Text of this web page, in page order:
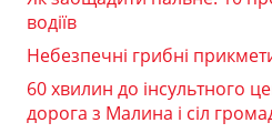
водіїв
Небезпечні грибні
60 хвилин до інсультного
дорога з Малина і сіл